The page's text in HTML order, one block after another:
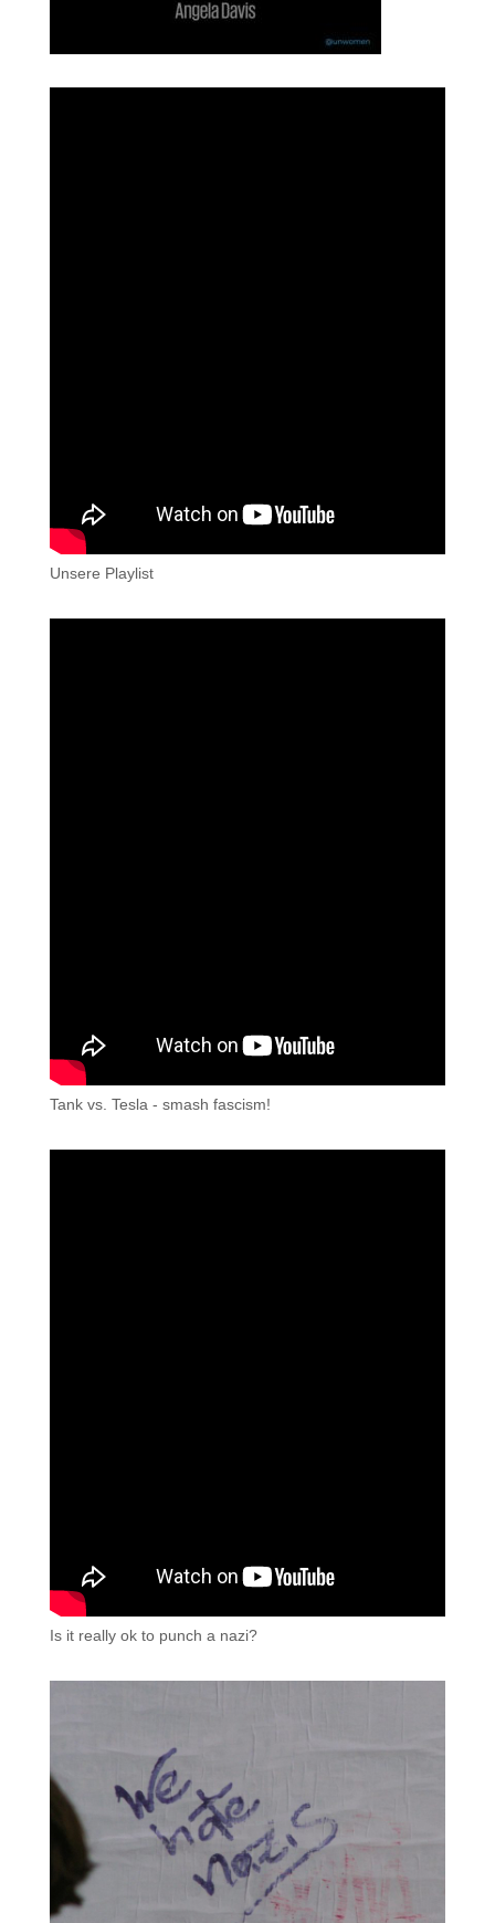
Unsere Playlist
Tank vs. Tesla - smash fascism!
Is it really ok to punch a nazi?